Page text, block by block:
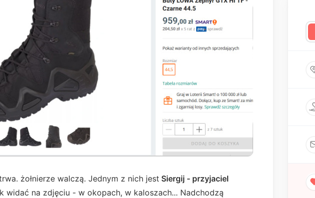
żołnierze walczą. Jednym z nich jest Siergij - przyjaciel
widać na zdjęciu - w okopach, w kaloszach... Nadchodzą